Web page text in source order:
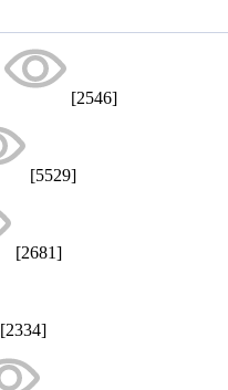
[2546]
[5529]
[2681]
[2334]